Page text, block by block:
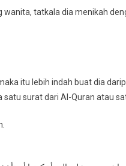
tatkala dia menikah
itu lebih indah buat dia
surat dari Al-Quran atau